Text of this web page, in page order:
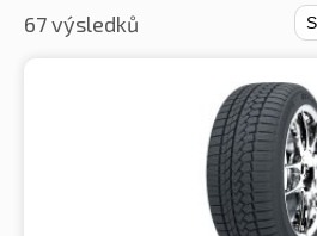
67 výsledků